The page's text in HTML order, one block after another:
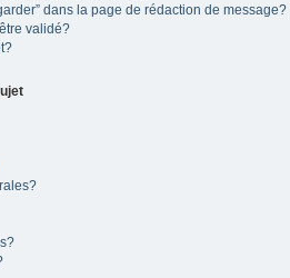
dans la page de rédaction de message?
validé?